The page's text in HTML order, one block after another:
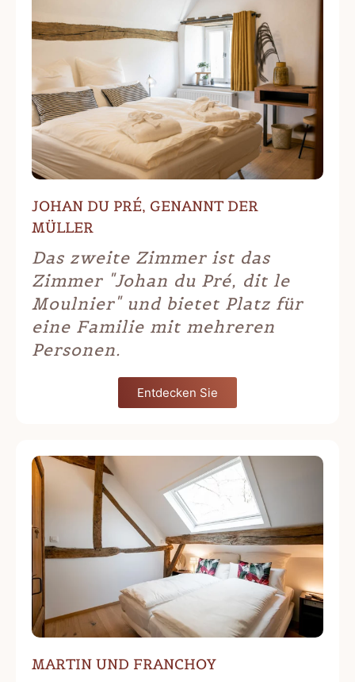
JOHAN DU PRÉ, GENANNT DER
MÜLLER
Das zweite Zimmer ist das
Zimmer "Johan du Pré, dit le
Moulnier" und bietet Platz für
eine Familie mit mehreren
Personen.
Entdecken Sie
MARTIN UND FRANCHOY